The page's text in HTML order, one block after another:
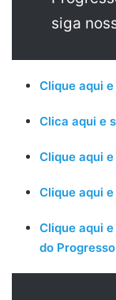
siga
Clique aqui
Clica aqui e
Clique aqui
Clique aqui
Clique aqui
do Progresso